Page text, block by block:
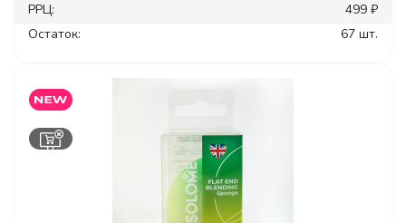
РРЦ:
499 ₽
Остаток:
67 шт.